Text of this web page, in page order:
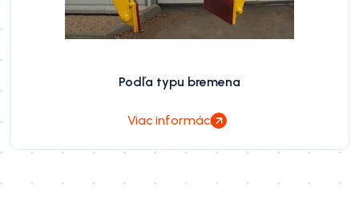
Podľa typu bremena
Viac informácií